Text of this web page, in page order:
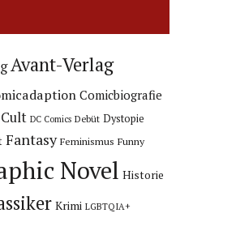
Avant-Verlag
Comicbiografie
DC Comics Debüt Dystopie
Fantasy Feminismus Funny
Novel Historie
Krimi LGBTQIA+